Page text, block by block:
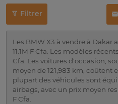
Filtrer
Les BMW X3 à vendre à
11.1M F Cfa. Les modèles
Cfa. Les voitures d'occasion,
moyen de 121,983 km, coûtent
plupart des véhicules sont
airbags, avec un prix moyen
F Cfa.